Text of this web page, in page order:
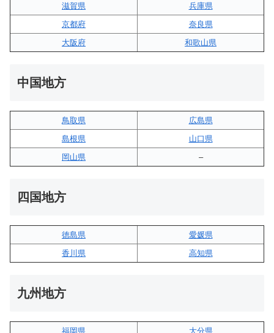
滋賀県
兵庫県
京都府
奈良県
大阪府
和歌山県
中国地方
鳥取県
広島県
島根県
山口県
岡山県
–
四国地方
徳島県
愛媛県
香川県
高知県
九州地方
福岡県 大分県